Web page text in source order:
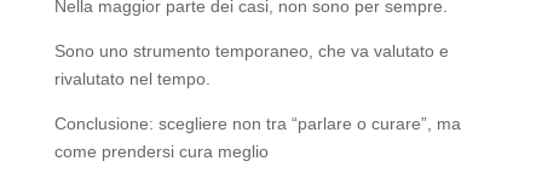
Nella maggior parte dei casi, non sono per sempre.
Sono uno strumento temporaneo, che va valutato e
rivalutato nel tempo.
Conclusione: scegliere non tra “parlare o curare”, ma
come prendersi cura meglio